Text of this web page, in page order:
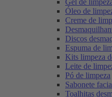
Gel de
Óleo de
Creme de
Discos
Espuma de
Kits limpeza
Leite de
Pó de limpeza
Sabonete
Toalhitas